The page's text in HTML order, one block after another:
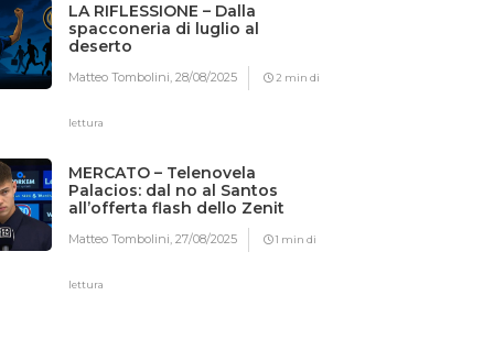
LA RIFLESSIONE – Dalla
spacconeria di luglio al
deserto
Matteo Tombolini,28/08/2025 2 min di
lettura
MERCATO – Telenovela
Palacios: dal no al Santos
all’offerta flash dello Zenit
Matteo Tombolini,27/08/2025 1 min di
lettura